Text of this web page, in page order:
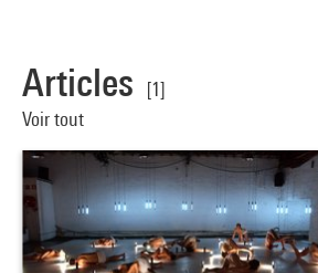
Articles
[1]
Voir tout